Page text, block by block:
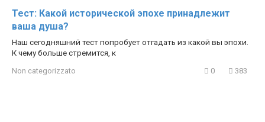
Тест: Какой исторической эпохе принадлежит
ваша душа?
Наш сегодняшний тест попробует отгадать из какой вы эпохи.
К чему больше стремится, к
Non categorizzato 0 383